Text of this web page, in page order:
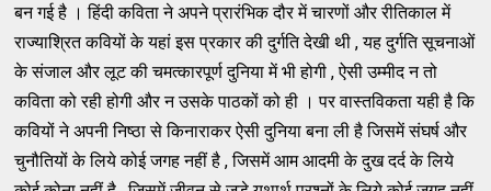
बन गई है । हिंदी कविता ने अपने प्रारंभिक दौर में चारणों और रीतिकाल में
राज्याश्रित कवियों के यहां इस प्रकार की दुर्गति देखी थी , यह दुर्गति सूचनाओं
के संजाल और लूट की चमत्कारपूर्ण दुनिया में भी होगी , ऐसी उम्मीद न तो
कविता को रही होगी और न उसके पाठकों को ही । पर वास्तविकता यही है कि
कवियों ने अपनी निष्ठा से किनाराकर ऐसी दुनिया बना ली है जिसमें संघर्ष और
चुनौतियों के लिये कोई जगह नहीं है , जिसमें आम आदमी के दुख दर्द के लिये